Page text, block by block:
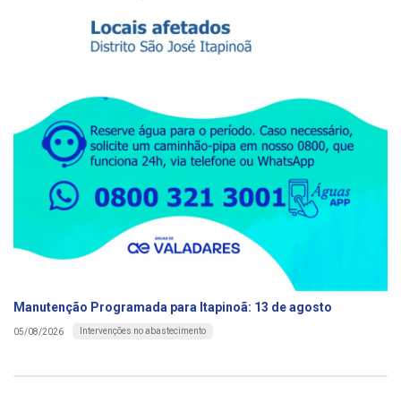
Manutenção Programada para Itapinoã: 13 de agosto
05/08/2026 Intervenções no abastecimento